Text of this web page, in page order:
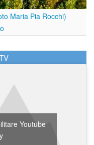
Maria Pia Rocchi)
Youtube